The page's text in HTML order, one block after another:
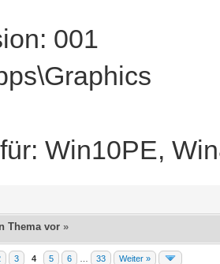
001
Win10PE,
Thema vor »
3 4 5 6 33 Weiter »